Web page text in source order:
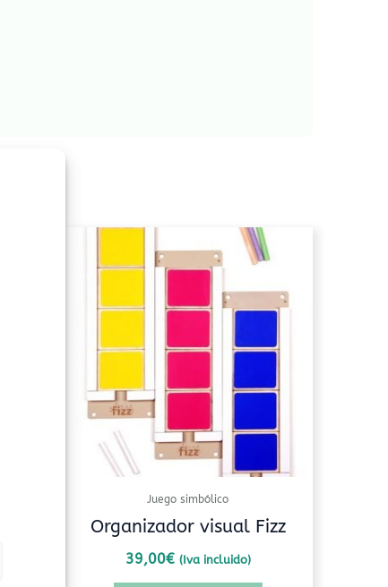
Juego simbólico
Organizador visual Fizz
39,00€ (Iva incluido)